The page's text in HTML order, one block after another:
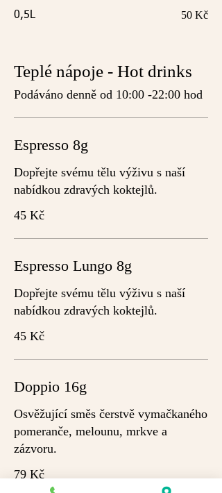
0,5L 50 Kč
Teplé nápoje - Hot drinks
Podáváno denně od 10:00 -22:00 hod
Espresso 8g
Dopřejte svému tělu výživu s naší
nabídkou zdravých koktejlů.
45 Kč
Espresso Lungo 8g
Dopřejte svému tělu výživu s naší
nabídkou zdravých koktejlů.
45 Kč
Doppio 16g
Osvěžující směs čerstvě vymačkaného
pomeranče, melounu, mrkve a
zázvoru.
79 Kč